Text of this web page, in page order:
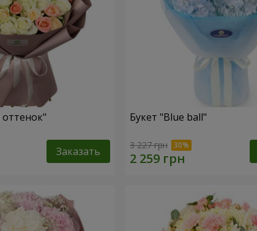
Заказать
Букет "Blue ball"
3 227 грн